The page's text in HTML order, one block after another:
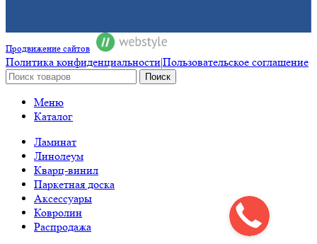
Продвижение сайтов
Политика конфиденциальности|Пользовательское соглашение
Поиск
Меню
Каталог
Ламинат
Линолеум
Кварц-винил
Паркетная доска
Аксессуары
Ковролин
Распродажа